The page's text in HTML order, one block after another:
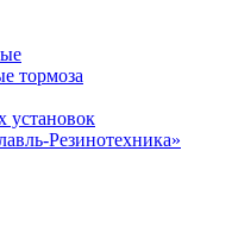
тормоза
установок
Резинотехника»